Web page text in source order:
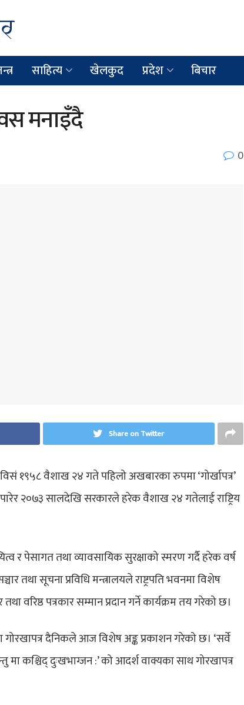
साहित्य खेलकुद प्रदेश बिचार
मनाइँदै
0
Share on Twitter
१९५८ वैशाख २४ गते पहिलो अखबारका रुपमा ‘गोर्खापत्र’
२०७३ सालदेखि सरकारले हरेक वैशाख २४ गतेलाई राष्ट्रिय
र पेसागत तथा व्यावसायिक सुरक्षाको स्मरण गर्दै हरेक वर्ष
तथा सूचना प्रविधि मन्त्रालयले राष्ट्रपति भवनमा विशेष
वरिष्ठ पत्रकार सम्मान प्रदान गर्ने कार्यक्रम तय गरेको छ।
गोरखापत्र दैनिकले आज विशेष अङ्क प्रकाशन गरेको छ। ‘सर्वे
मा कश्चिद् दुःखभाग्जन :’ को आदर्श वाक्यका साथ गोरखापत्र